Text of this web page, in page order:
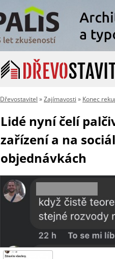
Dřevostavitel »Zajímavosti » Konec
Lidé nyní čelí
zařízení a na
objednávkách